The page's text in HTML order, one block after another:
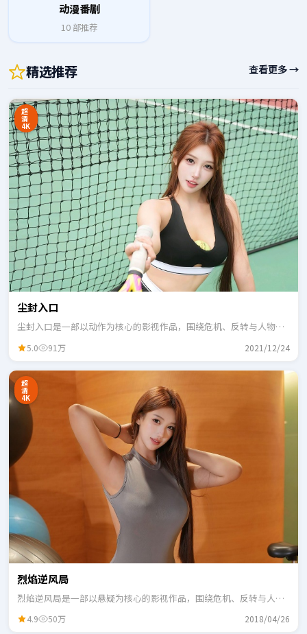
动漫番剧
10部推荐
精选推荐 查看更多 →
超
清
4K
尘封入口
尘封入口是一部以动作为核心的影视作品，围绕危机、反转与人物成
5.0 91万 2021/12/24
超
清
4K
烈焰逆风局
烈焰逆风局是一部以悬疑为核心的影视作品，围绕危机、反转与人物
4.9 50万 2018/04/26